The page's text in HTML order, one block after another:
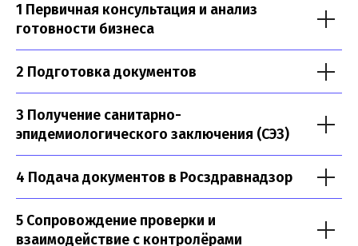
1 Первичная консультация и анализ
готовности бизнеса
2 Подготовка документов
3 Получение санитарно-
эпидемиологического заключения (СЭЗ)
4 Подача документов в Росздравнадзор
5 Сопровождение проверки и
взаимодействие с контролёрами
Оставить заявку